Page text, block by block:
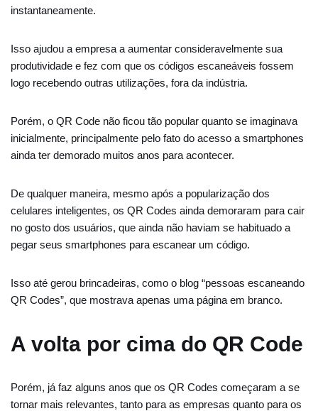
instantaneamente.
Isso ajudou a empresa a aumentar consideravelmente sua
produtividade e fez com que os códigos escaneáveis fossem
logo recebendo outras utilizações, fora da indústria.
Porém, o QR Code não ficou tão popular quanto se imaginava
inicialmente, principalmente pelo fato do acesso a smartphones
ainda ter demorado muitos anos para acontecer.
De qualquer maneira, mesmo após a popularização dos
celulares inteligentes, os QR Codes ainda demoraram para cair
no gosto dos usuários, que ainda não haviam se habituado a
pegar seus smartphones para escanear um código.
Isso até gerou brincadeiras, como o blog “pessoas escaneando
QR Codes”, que mostrava apenas uma página em branco.
A volta por cima do QR Code
Porém, já faz alguns anos que os QR Codes começaram a se
tornar mais relevantes, tanto para as empresas quanto para os